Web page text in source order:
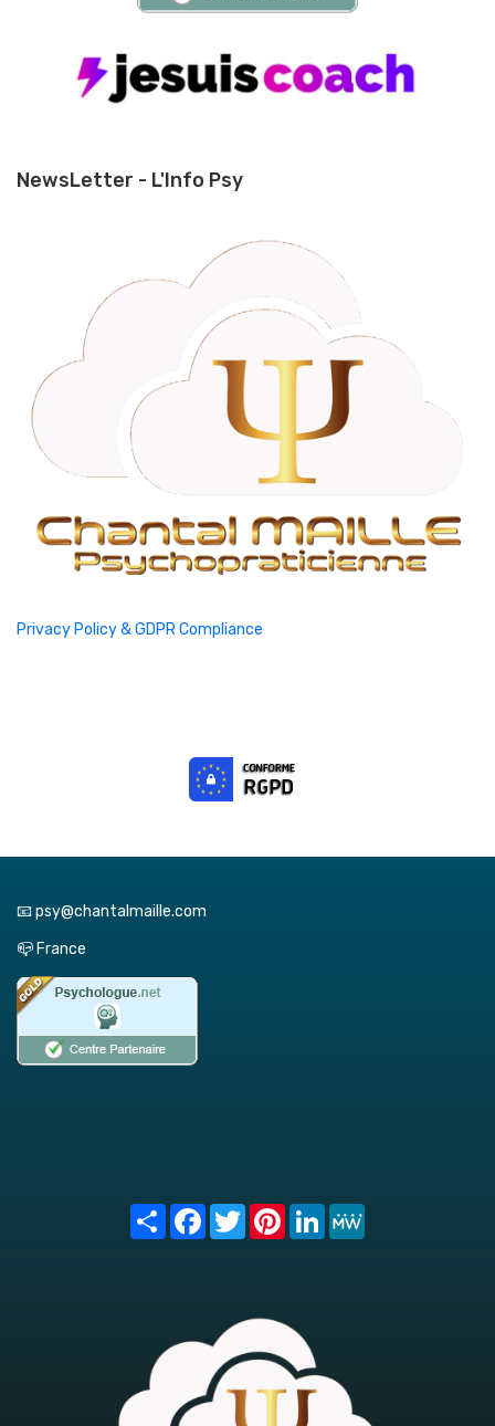
NewsLetter - L'Info Psy
Privacy Policy & GDPR Compliance
📧 psy@chantalmaille.com
📪 France
Share FacebookTwitterPinterest
LinkedIn